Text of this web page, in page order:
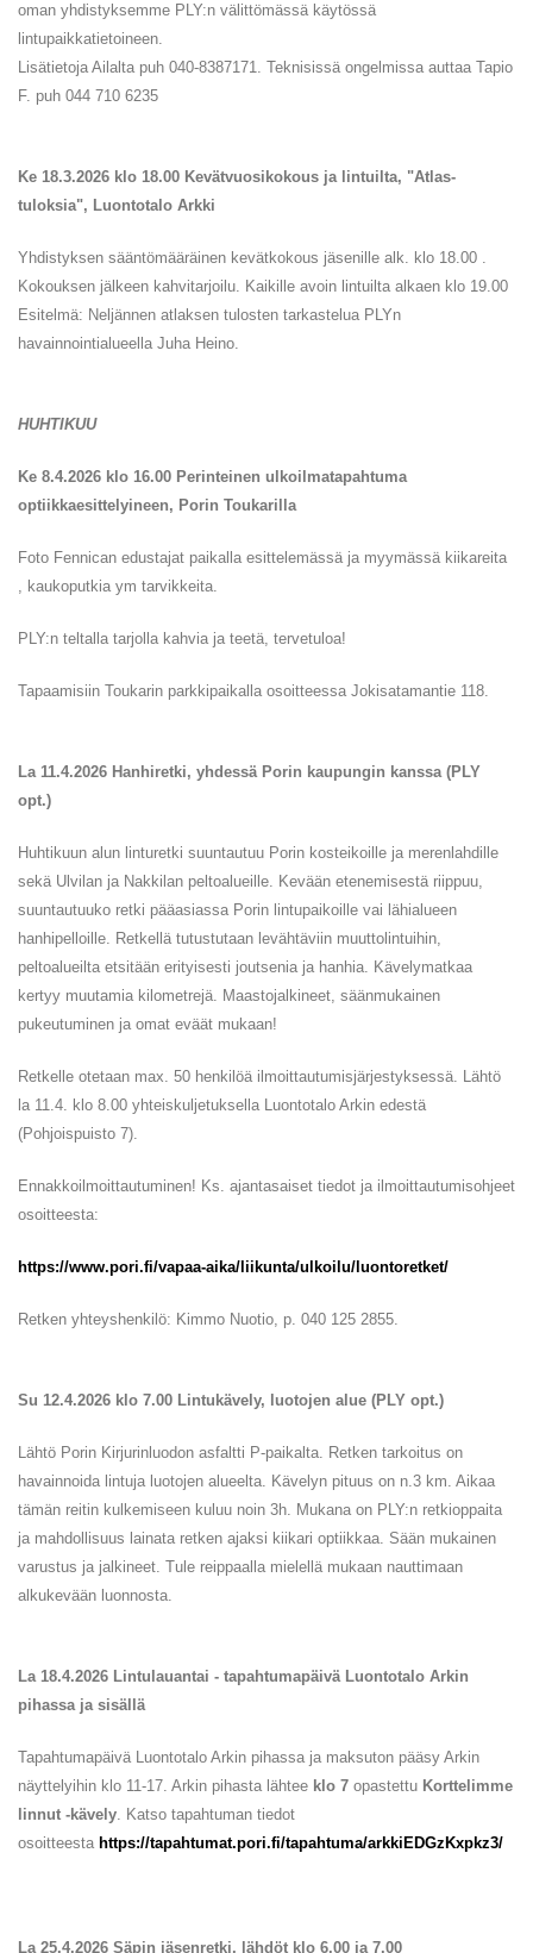
oman yhdistyksemme PLY:n välittömässä käytössä
lintupaikkatietoineen.
Lisätietoja Ailalta puh 040-8387171. Teknisissä ongelmissa auttaa Tapio
F. puh 044 710 6235
Ke 18.3.2026 klo 18.00 Kevätvuosikokous ja lintuilta, "Atlas-
tuloksia", Luontotalo Arkki
Yhdistyksen sääntömääräinen kevätkokous jäsenille alk. klo 18.00 .
Kokouksen jälkeen kahvitarjoilu. Kaikille avoin lintuilta alkaen klo 19.00
Esitelmä: Neljännen atlaksen tulosten tarkastelua PLYn
havainnointialueella Juha Heino.
HUHTIKUU
Ke 8.4.2026 klo 16.00 Perinteinen ulkoilmatapahtuma
optiikkaesittelyineen, Porin Toukarilla
Foto Fennican edustajat paikalla esittelemässä ja myymässä kiikareita
, kaukoputkia ym tarvikkeita.
PLY:n teltalla tarjolla kahvia ja teetä, tervetuloa!
Tapaamisiin Toukarin parkkipaikalla osoitteessa Jokisatamantie 118.
La 11.4.2026 Hanhiretki, yhdessä Porin kaupungin kanssa (PLY
opt.)
Huhtikuun alun linturetki suuntautuu Porin kosteikoille ja merenlahdille
sekä Ulvilan ja Nakkilan peltoalueille. Kevään etenemisestä riippuu,
suuntautuuko retki pääasiassa Porin lintupaikoille vai lähialueen
hanhipelloille. Retkellä tutustutaan levähtäviin muuttolintuihin,
peltoalueilta etsitään erityisesti joutsenia ja hanhia. Kävelymatkaa
kertyy muutamia kilometrejä. Maastojalkineet, säänmukainen
pukeutuminen ja omat eväät mukaan!
Retkelle otetaan max. 50 henkilöä ilmoittautumisjärjestyksessä. Lähtö
la 11.4. klo 8.00 yhteiskuljetuksella Luontotalo Arkin edestä
(Pohjoispuisto 7).
Ennakkoilmoittautuminen! Ks. ajantasaiset tiedot ja ilmoittautumisohjeet
osoitteesta:
https://www.pori.fi/vapaa-aika/liikunta/ulkoilu/luontoretket/
Retken yhteyshenkilö: Kimmo Nuotio, p. 040 125 2855.
Su 12.4.2026 klo 7.00 Lintukävely, luotojen alue (PLY opt.)
Lähtö Porin Kirjurinluodon asfaltti P-paikalta. Retken tarkoitus on
havainnoida lintuja luotojen alueelta. Kävelyn pituus on n.3 km. Aikaa
tämän reitin kulkemiseen kuluu noin 3h. Mukana on PLY:n retkioppaita
ja mahdollisuus lainata retken ajaksi kiikari optiikkaa. Sään mukainen
varustus ja jalkineet. Tule reippaalla mielellä mukaan nauttimaan
alkukevään luonnosta.
La 18.4.2026 Lintulauantai - tapahtumapäivä Luontotalo Arkin
pihassa ja sisällä
Tapahtumapäivä Luontotalo Arkin pihassa ja maksuton pääsy Arkin
näyttelyihin klo 11-17. Arkin pihasta lähtee klo 7 opastettu Korttelimme
linnut -kävely. Katso tapahtuman tiedot
osoitteesta https://tapahtumat.pori.fi/tapahtuma/arkkiEDGzKxpkz3/
La 25.4.2026 Säpin jäsenretki, lähdöt klo 6.00 ja 7.00